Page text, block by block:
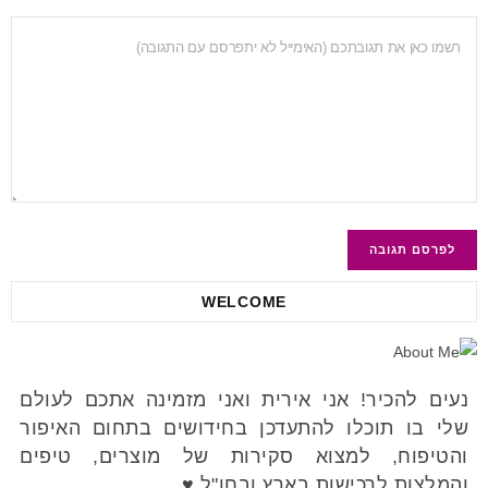
WELCOME
נעים להכיר! אני אירית ואני מזמינה אתכם לעולם
שלי בו תוכלו להתעדכן בחידושים בתחום האיפור
והטיפוח, למצוא סקירות של מוצרים, טיפים